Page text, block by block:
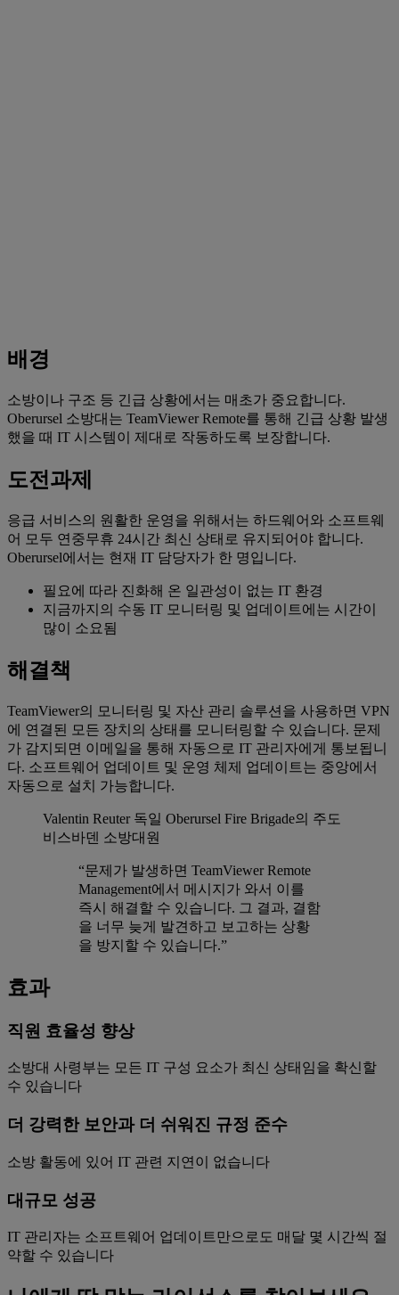
배경
소방이나 구조 등 긴급 상황에서는 매초가 중요합니다.
Oberursel 소방대는 TeamViewer Remote를 통해 긴급 상황 발생
했을 때 IT 시스템이 제대로 작동하도록 보장합니다.
도전과제
응급 서비스의 원활한 운영을 위해서는 하드웨어와 소프트웨
어 모두 연중무휴 24시간 최신 상태로 유지되어야 합니다.
Oberursel에서는 현재 IT 담당자가 한 명입니다.
필요에 따라 진화해 온 일관성이 없는 IT 환경
지금까지의 수동 IT 모니터링 및 업데이트에는 시간이
많이 소요됨
해결책
TeamViewer의 모니터링 및 자산 관리 솔루션을 사용하면 VPN
에 연결된 모든 장치의 상태를 모니터링할 수 있습니다. 문제
가 감지되면 이메일을 통해 자동으로 IT 관리자에게 통보됩니
다. 소프트웨어 업데이트 및 운영 체제 업데이트는 중앙에서
자동으로 설치 가능합니다.
Valentin Reuter 독일 Oberursel Fire Brigade의 주도
비스바덴 소방대원
“문제가 발생하면 TeamViewer Remote
Management에서 메시지가 와서 이를
즉시 해결할 수 있습니다. 그 결과, 결함
을 너무 늦게 발견하고 보고하는 상황
을 방지할 수 있습니다.”
효과
직원 효율성 향상
소방대 사령부는 모든 IT 구성 요소가 최신 상태임을 확신할
수 있습니다
더 강력한 보안과 더 쉬워진 규정 준수
소방 활동에 있어 IT 관련 지연이 없습니다
대규모 성공
IT 관리자는 소프트웨어 업데이트만으로도 매달 몇 시간씩 절
약할 수 있습니다